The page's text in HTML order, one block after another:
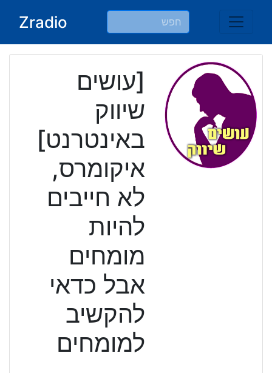
Zradio
[עושים
שיווק
באינטרנט]
איקומרס,
לא חייבים
להיות
מומחים
אבל כדאי
להקשיב
למומחים